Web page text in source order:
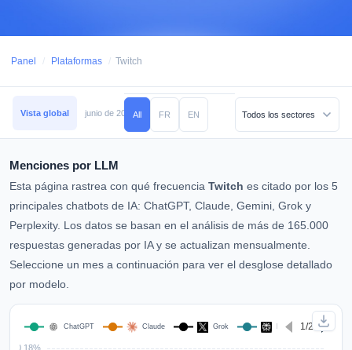
Panel / Plataformas / Twitch
Vista global junio de 2026 mayo de 2026 abril de 2026 marzo de 2026
All FR EN
Menciones por LLM
Esta página rastrea con qué frecuencia Twitch es citado por los 5
principales chatbots de IA: ChatGPT, Claude, Gemini, Grok y
Perplexity. Los datos se basan en el análisis de más de 165.000
respuestas generadas por IA y se actualizan mensualmente.
Seleccione un mes a continuación para ver el desglose detallado
por modelo.